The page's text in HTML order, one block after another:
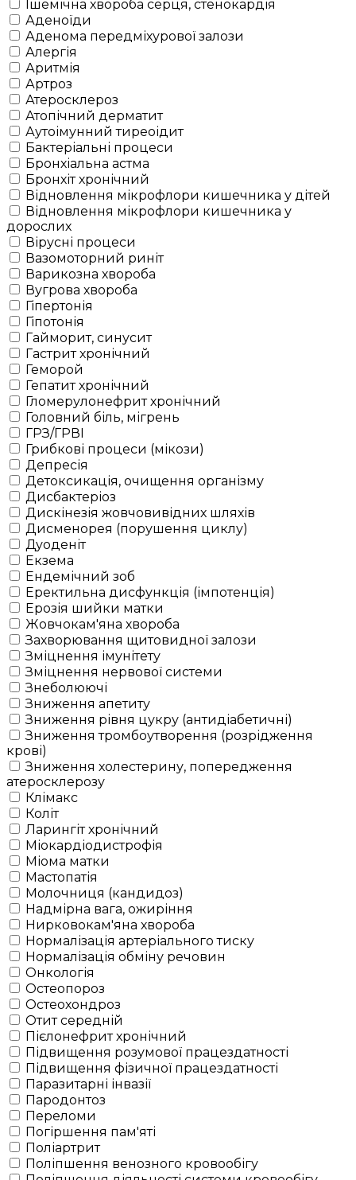
Ішемічна хвороба серця, стенокардія
Аденоїди
Аденома передміхурової залози
Алергія
Аритмія
Артроз
Атеросклероз
Атопічний дерматит
Аутоімунний тиреоідит
Бактеріальні процеси
Бронхіальна астма
Бронхіт хронічний
Відновлення мікрофлори кишечника у дітей
Відновлення мікрофлори кишечника у
дорослих
Вірусні процеси
Вазомоторний риніт
Варикозна хвороба
Вугрова хвороба
Гіпертонія
Гіпотонія
Гайморит, синусит
Гастрит хронічний
Геморой
Гепатит хронічний
Гломерулонефрит хронічний
Головний біль, мігрень
ГРЗ/ГРВІ
Грибкові процеси (мікози)
Депресія
Детоксикація, очищення організму
Дисбактеріоз
Дискінезія жовчовивідних шляхів
Дисменорея (порушення циклу)
Дуоденіт
Екзема
Ендемічний зоб
Еректильна дисфункція (імпотенція)
Ерозія шийки матки
Жовчокам'яна хвороба
Захворювання щитовидної залози
Зміцнення імунітету
Зміцнення нервової системи
Знеболюючі
Зниження апетиту
Зниження рівня цукру (антидіабетичні)
Зниження тромбоутворення (розрідження
крові)
Зниження холестерину, попередження
атеросклерозу
Клімакс
Коліт
Ларингіт хронічний
Міокардіодистрофія
Міома матки
Мастопатія
Молочниця (кандидоз)
Надмірна вага, ожиріння
Нирковокам'яна хвороба
Нормалізація артеріального тиску
Нормалізація обміну речовин
Онкологія
Остеопороз
Остеохондроз
Отит середній
Пієлонефрит хронічний
Підвищення розумової працездатності
Підвищення фізичної працездатності
Паразитарні інвазії
Пародонтоз
Переломи
Погіршення пам'яті
Поліартрит
Поліпшення венозного кровообігу